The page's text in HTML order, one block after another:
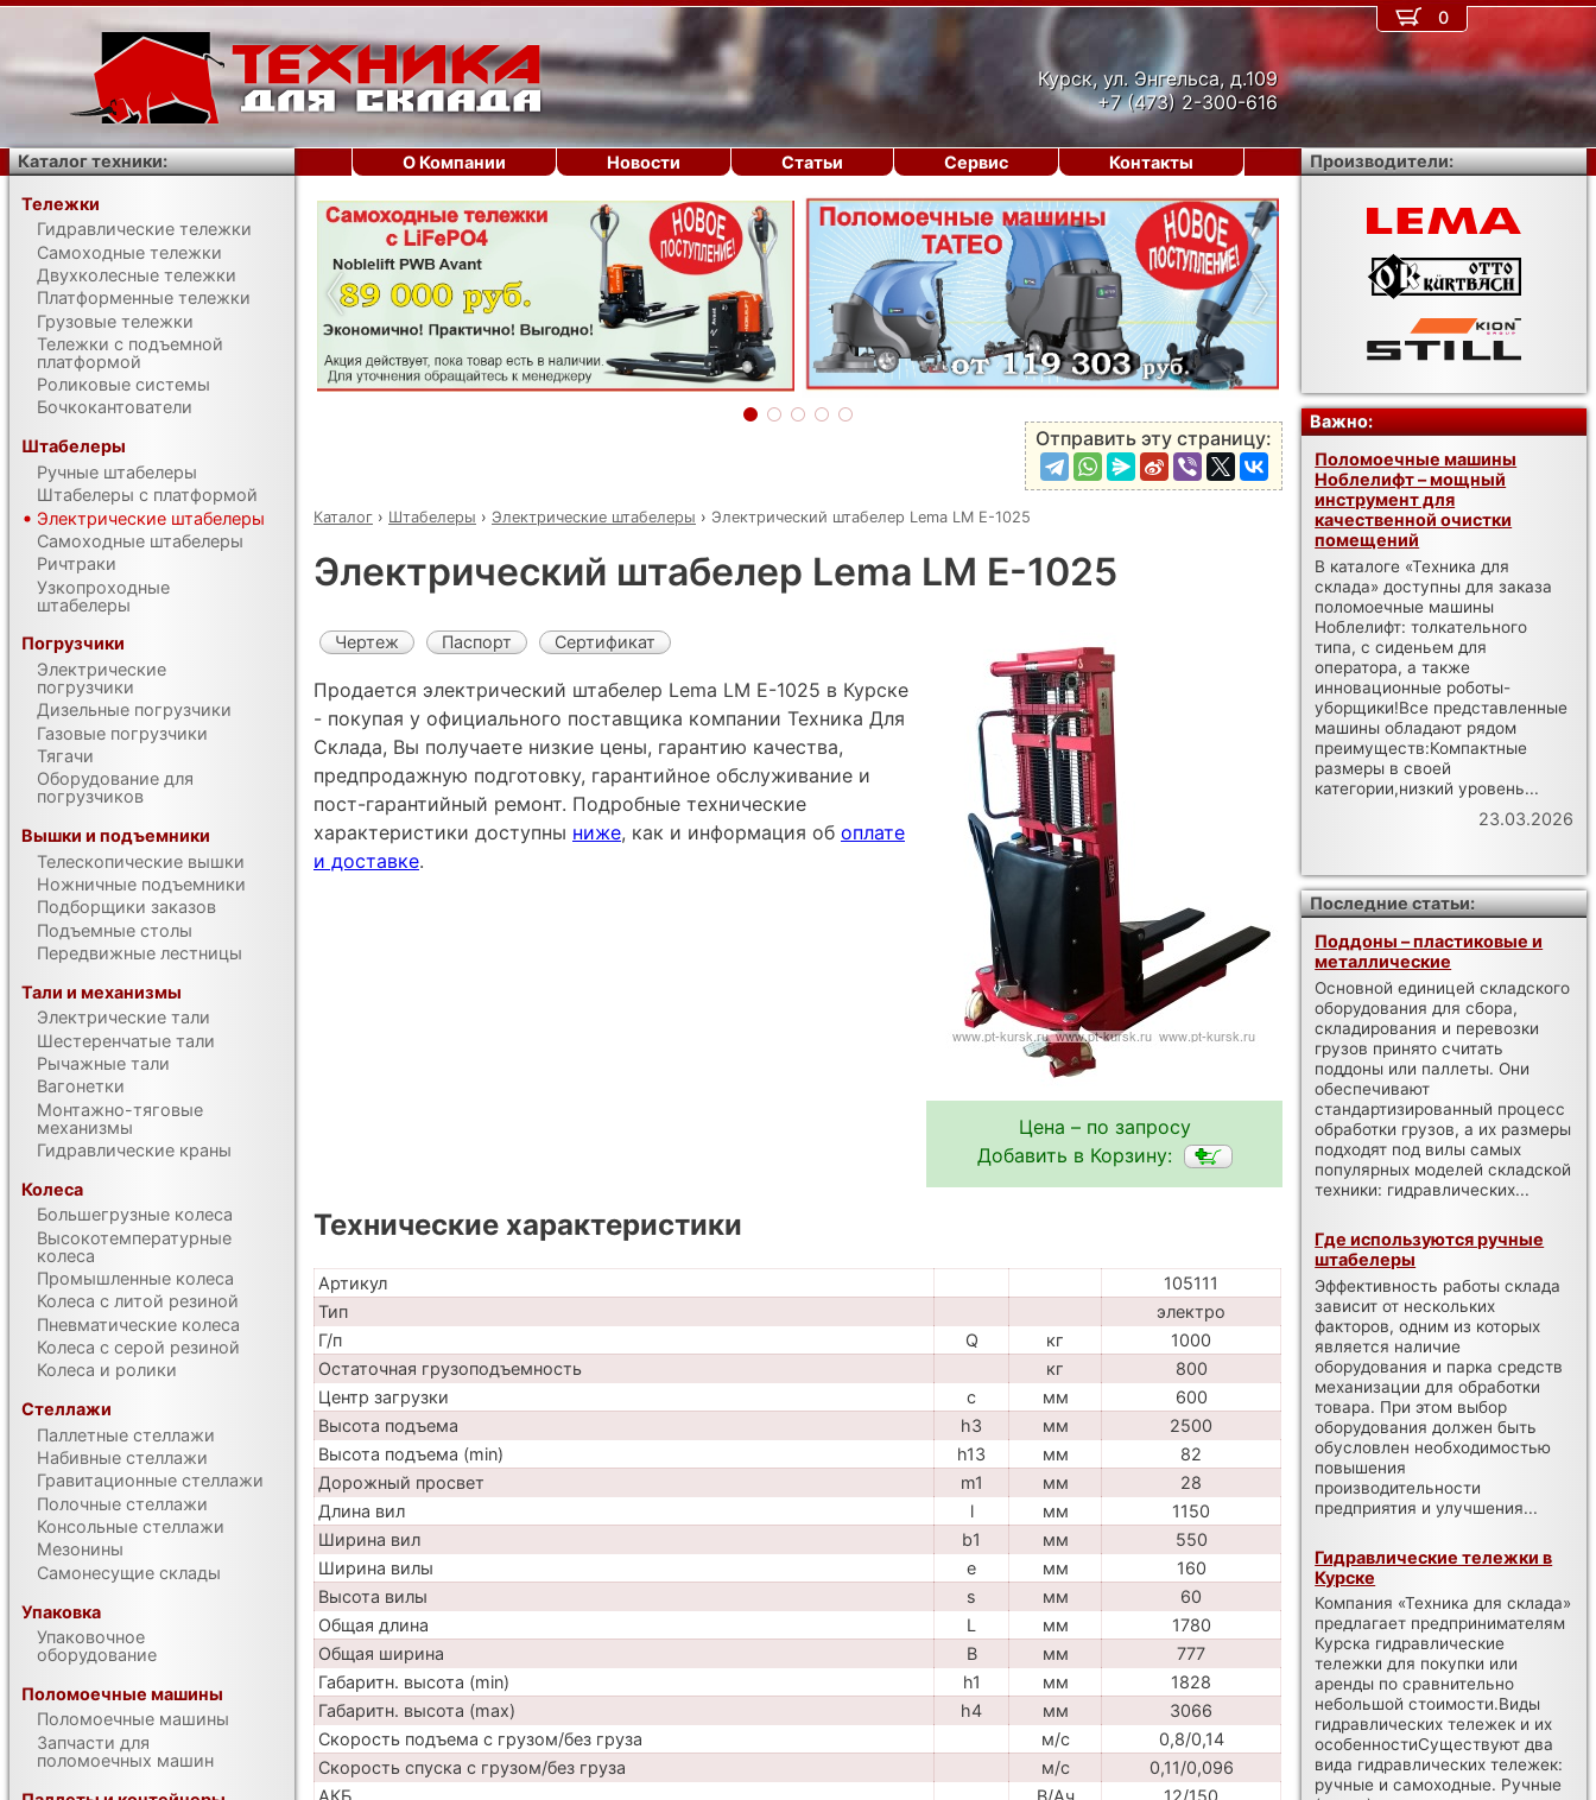
Курск, ул. Энгельса, д.109
+7 (473) 2-300-616
‹ ›
Отправить эту страницу:
Каталог › Штабелеры › Электрические штабелеры › Электрический штабелер Lema LM E-1025
Электрический штабелер Lema LM E-1025
Цена – по запросу
Добавить в Корзину:
Чертеж Паспорт Сертификат
Продается электрический штабелер Lema LM E-1025 в Курске
- покупая у официального поставщика компании Техника Для
Склада, Вы получаете низкие цены, гарантию качества,
предпродажную подготовку, гарантийное обслуживание и
пост-гарантийный ремонт. Подробные технические
характеристики доступны ниже, как и информация об оплате
и доставке.
Технические характеристики
Артикул
105111
Тип
электро
Г/п
Q кг
1000
Остаточная грузоподъемность
кг
800
Центр загрузки
c мм
600
Высота подъема
h3 мм
2500
Высота подъема (min)
h13 мм
82
Дорожный просвет
m1 мм
28
Длина вил
l мм
1150
Ширина вил
b1 мм
550
Ширина вилы
e мм
160
Высота вилы
s мм
60
Общая длина
L мм
1780
Общая ширина
B мм
777
Габаритн. высота (min)
h1 мм
1828
Габаритн. высота (max)
h4 мм
3066
Скорость подъема с грузом/без груза
м/с
0,8/0,14
Скорость спуска с грузом/без груза
м/с
0,11/0,096
АКБ
В/Ач
12/150
0
О Компании Новости Статьи Сервис Контакты
Каталог техники:
Тележки
Гидравлические тележки
Самоходные тележки
Двухколесные тележки
Платформенные тележки
Грузовые тележки
Тележки с подъемной
платформой
Роликовые системы
Бочкокантователи
Штабелеры
Ручные штабелеры
Штабелеры с платформой
Электрические штабелеры
Самоходные штабелеры
Ричтраки
Узкопроходные
штабелеры
Погрузчики
Электрические
погрузчики
Дизельные погрузчики
Газовые погрузчики
Тягачи
Оборудование для
погрузчиков
Вышки и подъемники
Телескопические вышки
Ножничные подъемники
Подборщики заказов
Подъемные столы
Передвижные лестницы
Тали и механизмы
Электрические тали
Шестеренчатые тали
Рычажные тали
Вагонетки
Монтажно-тяговые
механизмы
Гидравлические краны
Колеса
Большегрузные колеса
Высокотемпературные
колеса
Промышленные колеса
Колеса с литой резиной
Пневматические колеса
Колеса с серой резиной
Колеса и ролики
Стеллажи
Паллетные стеллажи
Набивные стеллажи
Гравитационные стеллажи
Полочные стеллажи
Консольные стеллажи
Мезонины
Самонесущие склады
Упаковка
Упаковочное
оборудование
Поломоечные машины
Поломоечные машины
Запчасти для
поломоечных машин
Производители:
Важно:
Поломоечные машины
Ноблелифт – мощный
инструмент для
качественной очистки
помещений
В каталоге «Техника для
склада» доступны для заказа
поломоечные машины
Ноблелифт: толкательного
типа, с сиденьем для
оператора, а также
инновационные роботы-
уборщики!Все представленные
машины обладают рядом
преимуществ:Компактные
размеры в своей
категории,низкий уровень...
23.03.2026
Последние статьи:
Поддоны – пластиковые и
металлические
Основной единицей складского
оборудования для сбора,
складирования и перевозки
грузов принято считать
поддоны или паллеты. Они
обеспечивают
стандартизированный процесс
обработки грузов, а их размеры
подходят под вилы самых
популярных моделей складской
техники: гидравлических...
Где используются ручные
штабелеры
Эффективность работы склада
зависит от нескольких
факторов, одним из которых
является наличие
оборудования и парка средств
механизации для обработки
товара. При этом выбор
оборудования должен быть
обусловлен необходимостью
повышения
производительности
предприятия и улучшения...
Гидравлические тележки в
Курске
Компания «Техника для склада»
предлагает предпринимателям
Курска гидравлические
тележки для покупки или
аренды по сравнительно
небольшой стоимости.Виды
гидравлических тележек и их
особенностиСуществуют два
вида гидравлических тележек:
ручные и самоходные. Ручные